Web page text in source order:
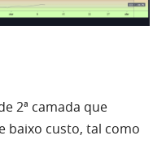
2ª camada que
baixo custo, tal como